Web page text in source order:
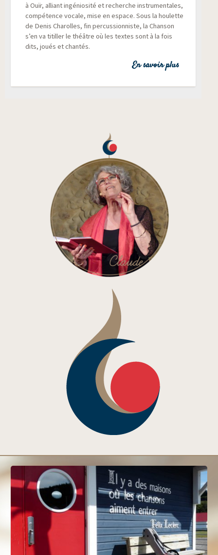
à Ouïr, alliant ingé­nio­si­té et recherche ins­tru­men­tales,
com­pé­tence vocale, mise en espace. Sous la hou­lette
de Denis Cha­rolles, fin per­cus­sion­niste, la Chan­son
s’en va titiller le théâtre où les textes sont à la fois
dits, joués et chantés.
En savoir plus